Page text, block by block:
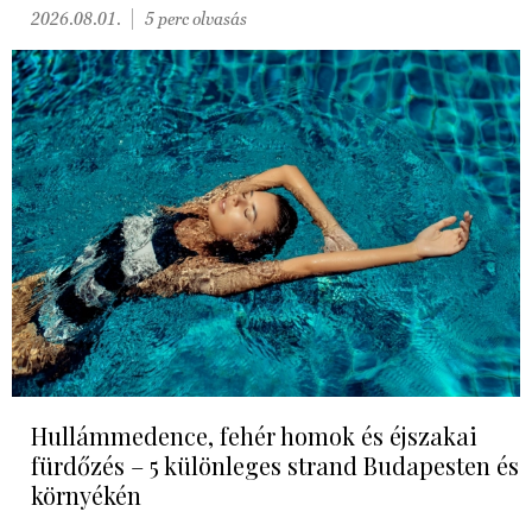
2026.08.01. 5 perc olvasás
Hullámmedence, fehér homok és éjszakai
fürdőzés – 5 különleges strand Budapesten és
környékén